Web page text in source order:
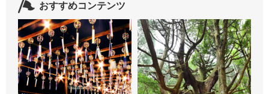
おすすめコンテンツ